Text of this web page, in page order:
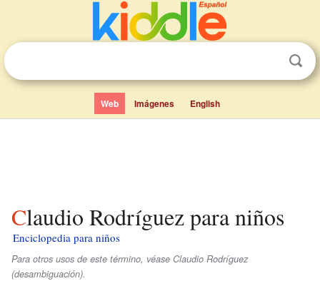
Web Imágenes English
Claudio Rodríguez para niños
Enciclopedia para niños
Para otros usos de este término, véase Claudio Rodríguez
(desambiguación).